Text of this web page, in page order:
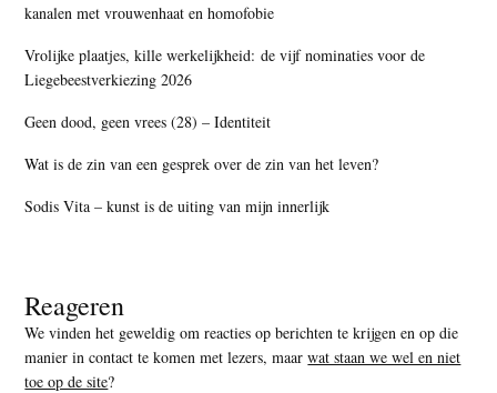
kanalen met vrouwenhaat en homofobie
Vrolijke plaatjes, kille werkelijkheid: de vijf nominaties voor de
Liegebeestverkiezing 2026
Geen dood, geen vrees (28) – Identiteit
Wat is de zin van een gesprek over de zin van het leven?
Sodis Vita – kunst is de uiting van mijn innerlijk
Reageren
We vinden het geweldig om reacties op berichten te krijgen en op die
manier in contact te komen met lezers, maarwat staan we wel en niet
toe op de site?